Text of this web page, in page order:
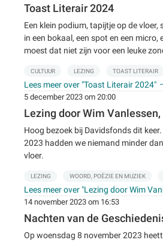
Toast Literair 2024
Een klein podium, tapijtje op de
in een bokaal, een spot en een micro,
moest dat niet zijn voor een leuke
CULTUUR LEZING TOAST LITERAIR
Lees meer over "Toast Literair 2024"
5 december 2023 om 20:00
Lezing door Wim Vanlessen,
Hoog bezoek bij Davidsfonds dit
2023 hadden we niemand minder
vloer.
LEZING WOORD, POËZIE EN MUZIEK
Lees meer over "Lezing door Wim
14 november 2023 om 16:53
Nachten van de
Op woensdag 8 november 2023